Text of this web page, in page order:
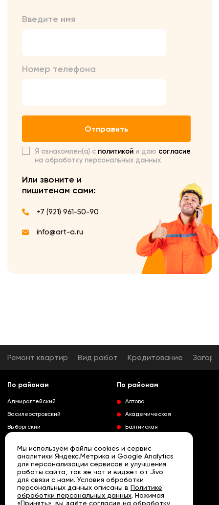
Введите имя
Номер телефона
Отправить
Я ознакомлен(а) с политикой и даю согласие
на обработку персональных данных
Или звоните и
пишитенам сами:
+7 (921) 961-50-90
info@art-a.ru
Ремонт квартир Вид работ Кредитование
По районам
Адмиралтейский
Василеостровский
Выборгский
Колпинский
Красногвардейский
Краносельский
Кронштадтский
Курортный
Развернуть
По районам
Автово
Академическая
Балтийская
Выборгская
Гражданский проспект
Девяткино
Кировский завод
Ленинский проспект
Мы используем файлы cookies и сервис
аналитики Яндекс.Метрика и Google Analytics
для персонализации сервисов и улучшения
работы сайта, так же чат и виджет от Jivo
для связи с нами. Условия обработки
персональных данных описаны в Политике
обработки персональных данных. Нажимая
«Принять», вы даёте согласие на обработку